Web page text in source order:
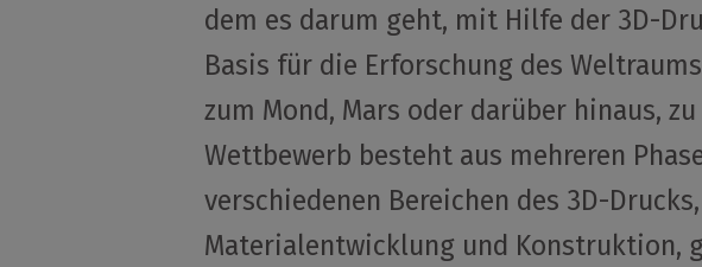
dem es darum geht, mit Hilfe der 3D-
Basis für die Erforschung des
zum Mond, Mars oder darüber hinaus,
Wettbewerb besteht aus mehreren
verschiedenen Bereichen des 3D-
Materialentwicklung und Konstruktion,